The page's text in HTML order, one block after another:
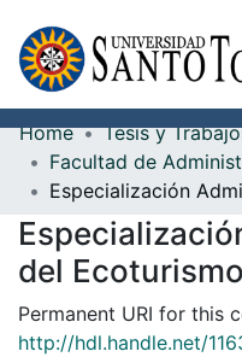
Communities &
All of DSpace
Documents
Home
Tesis y
del Ecoturismo
Permanent URI for this
http://hdl.handle.net/